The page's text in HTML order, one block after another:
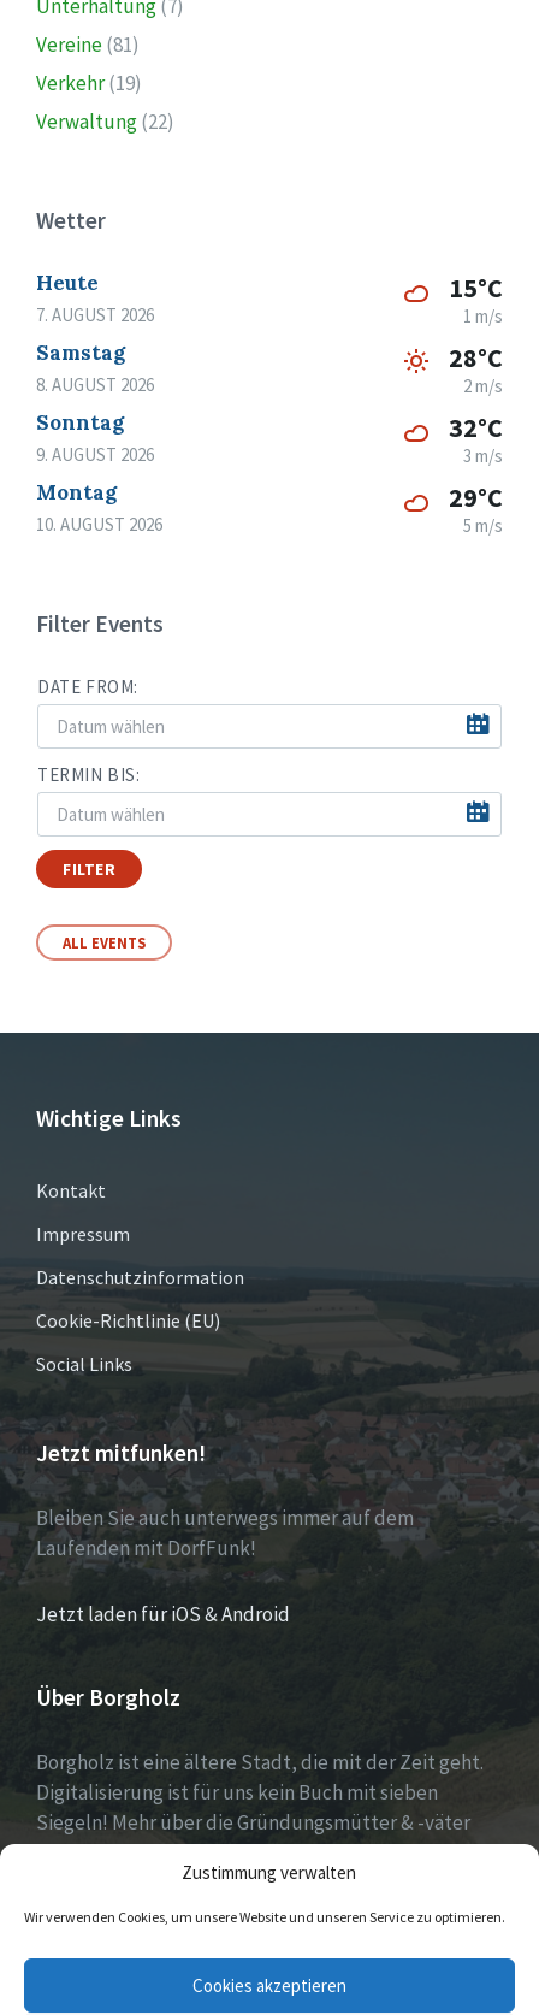
Zustimmung verwalten
Wir verwenden Cookies, um unsere Website und unseren Service zu optimieren.
Cookies akzeptieren
Unterhaltung(7)
Vereine(81)
Verkehr(19)
Verwaltung(22)
Wetter
Heute
7. AUGUST 2026
15°C
1 m/s
Samstag
8. AUGUST 2026
28°C
2 m/s
Sonntag
9. AUGUST 2026
32°C
3 m/s
Montag
10. AUGUST 2026
29°C
5 m/s
Filter Events
DATE FROM:
TERMIN BIS:
FILTER
ALL EVENTS
Wichtige Links
Kontakt
Impressum
Datenschutzinformation
Cookie-Richtlinie (EU)
Social Links
Jetzt mitfunken!
Bleiben Sie auch unterwegs immer auf dem
Laufenden mit DorfFunk!
Jetzt laden für iOS & Android
Über Borgholz
Borgholz ist eine ältere Stadt, die mit der Zeit geht.
Digitalisierung ist für uns kein Buch mit sieben
Siegeln! Mehr über die Gründungsmütter & -väter
gibt es unterDorfwerkstattund
https://www.digitale-doerfer.de!